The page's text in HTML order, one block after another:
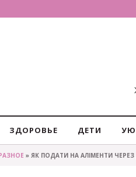
ЗДОРОВЬЕ ДЕТИ
» ЯК ПОДАТИ НА АЛІМЕНТИ